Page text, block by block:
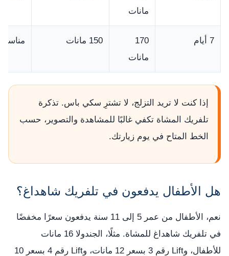
مانات
7 أيام
170
مانات
150 مانات مناسب
إذا كنت لا تريد التزلج، لا تشترِ سكي باس. تذكرة
تلفريك المشاة تكفي غالبًا للمشاهدة والتصوير، حسب
الخط المتاح في يوم زيارتك.
هل الأطفال يدفعون في تلفريك شاهداغ؟
نعم، الأطفال من عمر 5 إلى 11 سنة يدفعون سعرًا مخفضًا
في تلفريك شاهداغ للمشاة. مثلًا، الجندولا 16 مانات
للأطفال، وLift رقم 3 بسعر 12 مانات، وLift رقم 4 بسعر 10